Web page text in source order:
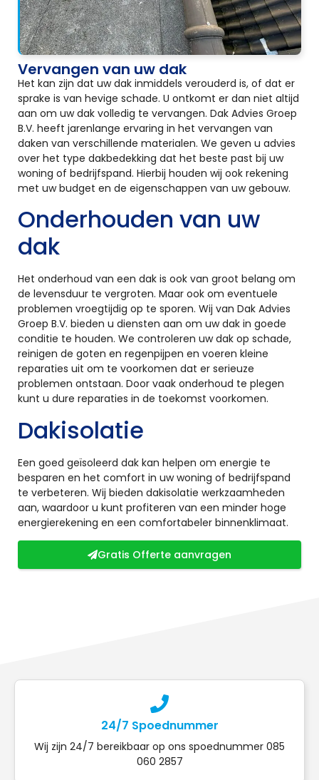
Vervangen van uw dak
Het kan zijn dat uw dak inmiddels verouderd is, of dat er
sprake is van hevige schade. U ontkomt er dan niet altijd
aan om uw dak volledig te vervangen. Dak Advies Groep
B.V. heeft jarenlange ervaring in het vervangen van
daken van verschillende materialen. We geven u advies
over het type dakbedekking dat het beste past bij uw
woning of bedrijfspand. Hierbij houden wij ook rekening
met uw budget en de eigenschappen van uw gebouw.
Onderhouden van uw
dak
Het onderhoud van een dak is ook van groot belang om
de levensduur te vergroten. Maar ook om eventuele
problemen vroegtijdig op te sporen. Wij van Dak Advies
Groep B.V. bieden u diensten aan om uw dak in goede
conditie te houden. We controleren uw dak op schade,
reinigen de goten en regenpijpen en voeren kleine
reparaties uit om te voorkomen dat er serieuze
problemen ontstaan. Door vaak onderhoud te plegen
kunt u dure reparaties in de toekomst voorkomen.
Dakisolatie
Een goed geïsoleerd dak kan helpen om energie te
besparen en het comfort in uw woning of bedrijfspand
te verbeteren. Wij bieden dakisolatie werkzaamheden
aan, waardoor u kunt profiteren van een minder hoge
energierekening en een comfortabeler binnenklimaat.
Gratis Offerte aanvragen
24/7 Spoednummer
Wij zijn 24/7 bereikbaar op ons spoednummer 085
060 2857